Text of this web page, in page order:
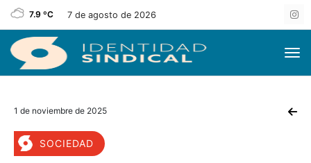
7.9 ºC 7 de agosto de 2026
1 de noviembre de 2025
SOCIEDAD